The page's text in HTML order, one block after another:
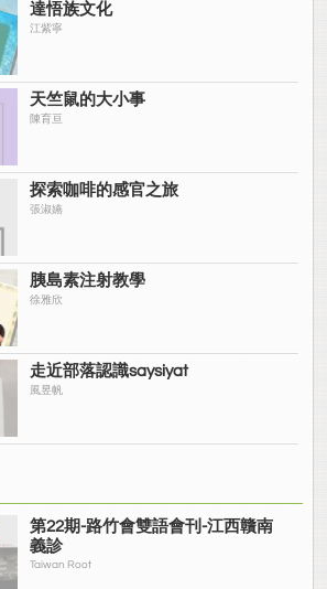
達悟族文化
江紫寧
天竺鼠的大小事
陳育亘
探索咖啡的感官之旅
張淑嬿
胰島素注射教學
徐雅欣
走近部落認識saysiyat
風昱帆
第22期-路竹會雙語會刊-江西贛南
義診
Taiwan Root